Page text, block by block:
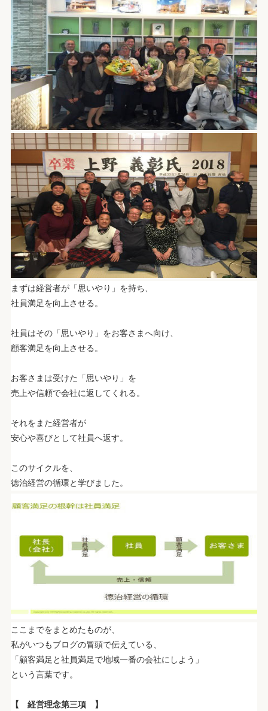
まずは経営者が「思いやり」を持ち、
社員満足を向上させる。
社員はその「思いやり」をお客さまへ向け、
顧客満足を向上させる。
お客さまは受けた「思いやり」を
売上や信頼で会社に返してくれる。
それをまた経営者が
安心や喜びとして社員へ返す。
このサイクルを、
徳治経営の循環と学びました。
ここまでをまとめたものが、
私がいつもブログの冒頭で伝えている、
「顧客満足と社員満足で地域一番の会社にしよう」
という言葉です。
【 経営理念第三項 】